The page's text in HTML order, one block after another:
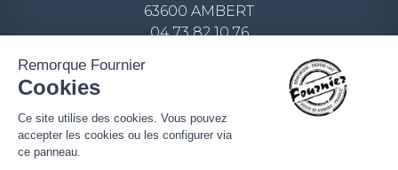
63600 AMBERT
04 73 82 10 76
ECRIVEZ-NOUS UN MESSAGE
Remorque Fournier
Cookies
Ce site utilise des cookies. Vous pouvez
accepter les cookies ou les configurer via
ce panneau.